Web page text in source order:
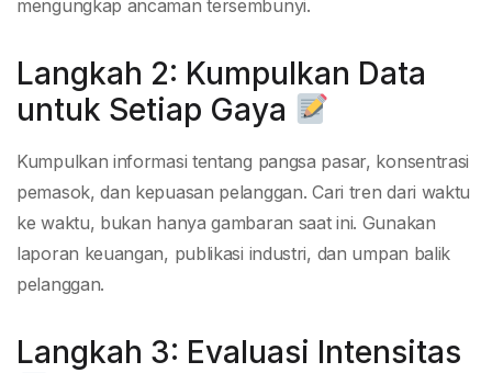
mengungkap ancaman tersembunyi.
Langkah 2: Kumpulkan Data
untuk Setiap Gaya
Kumpulkan informasi tentang pangsa pasar, konsentrasi
pemasok, dan kepuasan pelanggan. Cari tren dari waktu
ke waktu, bukan hanya gambaran saat ini. Gunakan
laporan keuangan, publikasi industri, dan umpan balik
pelanggan.
Langkah 3: Evaluasi Intensitas